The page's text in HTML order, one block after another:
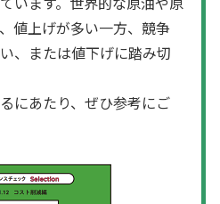
値上げが多い一方、競争
、または値下げに踏み切
にあたり、ぜひ参考にご